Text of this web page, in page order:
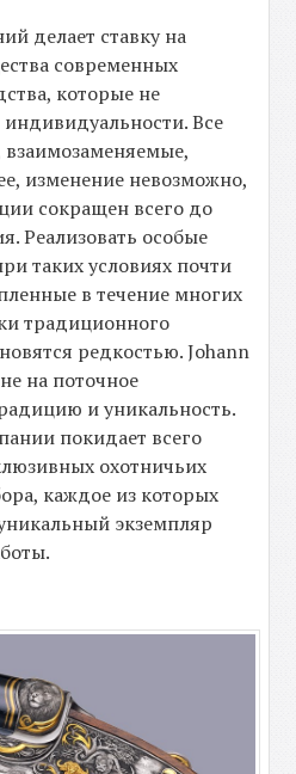
делает ставку на
современных
которые не
Все
изменение невозможно,
сокращен всего до
Реализовать особые
таких условиях почти
в течение многих
традиционного
редкостью. Johann
на поточное
и уникальность.
покидает всего
охотничьих
каждое из которых
экземпляр